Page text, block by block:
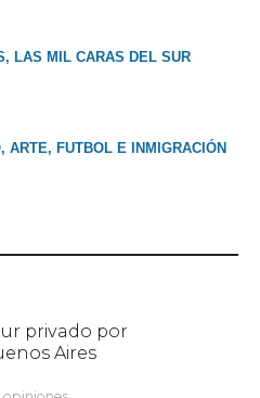
LAS MIL CARAS DEL SUR
ARTE, FUTBOL E INMIGRACIÓN